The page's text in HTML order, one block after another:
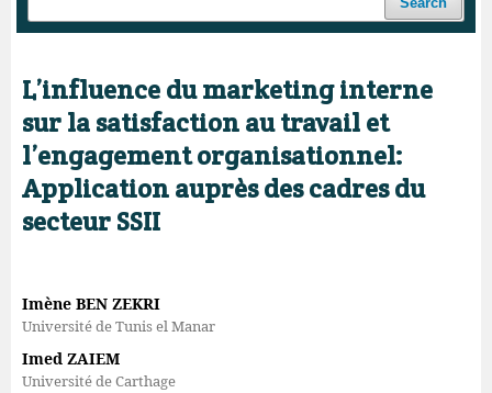
Home / Archives / Vol. 6 No. 3 (2023) / Articles
L’influence du marketing interne
sur la satisfaction au travail et
l’engagement organisationnel:
Application auprès des cadres du
secteur SSII
Imène BEN ZEKRI
Université de Tunis el Manar
Imed ZAIEM
Université de Carthage